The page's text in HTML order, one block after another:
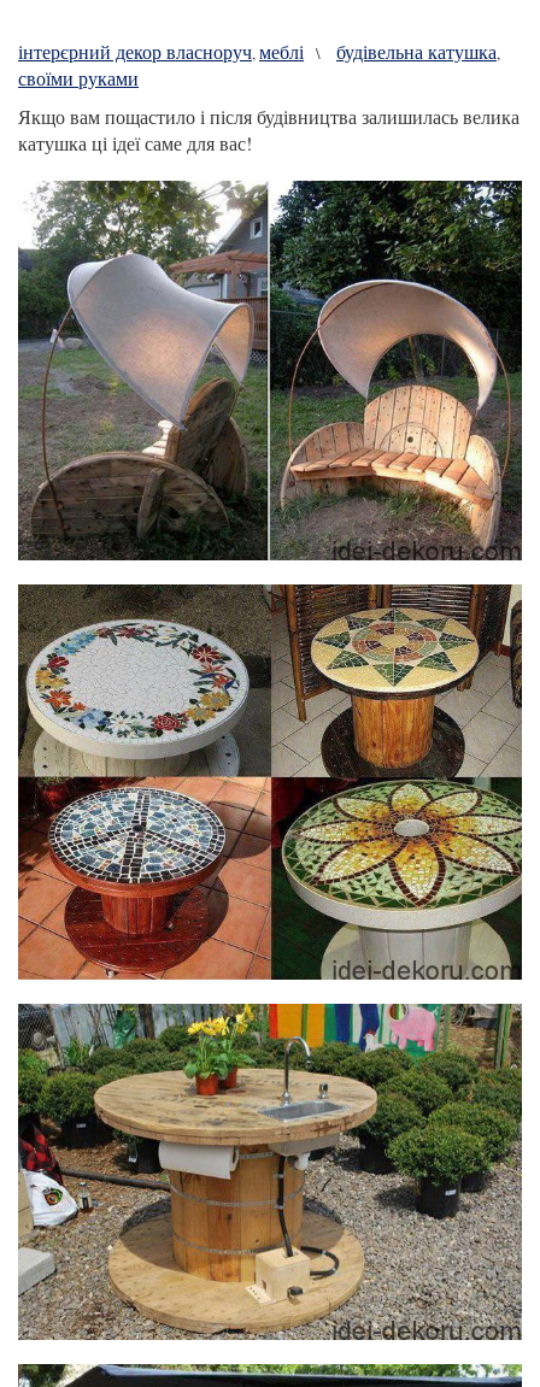
інтерєрний декор власноруч,меблі \ будівельна катушка,
своїми руками
Якщо вам пощастило і після будівництва залишилась велика
катушка ці ідеї саме для вас!